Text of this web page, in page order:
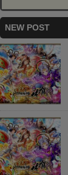
NEW POST